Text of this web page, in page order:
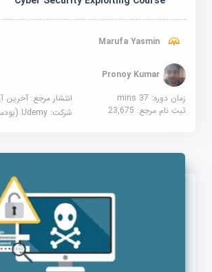
Marufa Yasmin
Pronoy Kumar
زمان دوره: 37 mins
انتشار مرجع:آخرین
ثبت نام مرجع:23,675 شرکت:Udemy (یودمی)